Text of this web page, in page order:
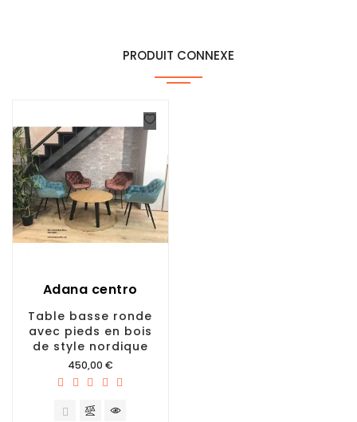
PRODUIT CONNEXE
Adana centro
Table basse ronde
avec pieds en bois
de style nordique
Prix
450,00 €